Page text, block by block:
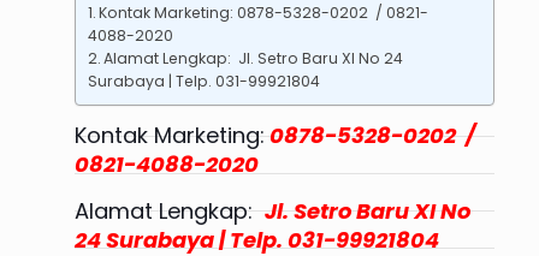
Kontak Marketing: 0878-5328-0202 / 0821-
4088-2020
Alamat Lengkap: Jl. Setro Baru XI No 24
Surabaya | Telp. 031-99921804
Kontak Marketing:0878-5328-0202 /
0821-4088-2020
Alamat Lengkap: Jl. Setro Baru XI No
24 Surabaya | Telp. 031-99921804